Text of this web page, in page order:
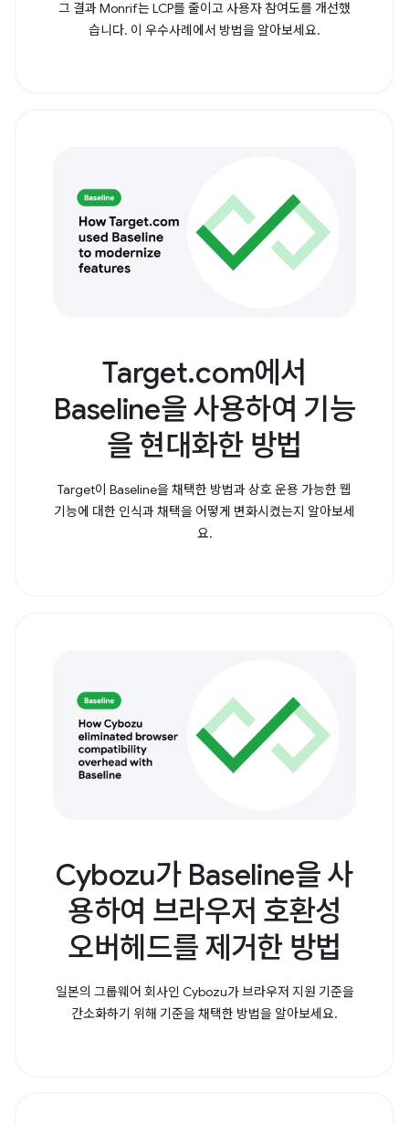
그 결과 Monrif는 LCP를 줄이고 사용자 참여도를 개선했
습니다. 이 우수사례에서 방법을 알아보세요.
Target.com에서
Baseline을 사용하여 기능
을 현대화한 방법
Target이 Baseline을 채택한 방법과 상호 운용 가능한 웹
기능에 대한 인식과 채택을 어떻게 변화시켰는지 알아보세
요.
Cybozu가 Baseline을 사
용하여 브라우저 호환성
오버헤드를 제거한 방법
일본의 그룹웨어 회사인 Cybozu가 브라우저 지원 기준을
간소화하기 위해 기준을 채택한 방법을 알아보세요.